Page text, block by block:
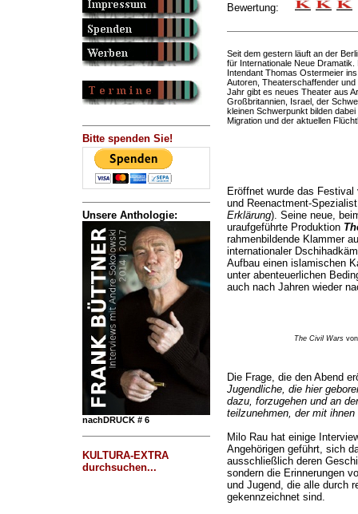
Bitte spenden Sie!
Unsere Anthologie:
nachDRUCK # 6
KULTURA-EXTRA
durchsuchen...
Bewertung:
Seit dem gestern läuft an der
für Internationale Neue
Intendant Thomas Ostermeier
Autoren, Theaterschaffender
Jahr gibt es neues Theater aus
Großbritannien, Israel, der
kleinen Schwerpunkt bilden
Migration und der aktuellen
Eröffnet wurde das
und Reenactment-
Erklärung). Seine neue,
uraufgeführte Produktion
rahmenbildende Klammer
internationaler
Aufbau einen islamischen
unter abenteuerlichen
auch nach Jahren wieder
The Civil Wars
Die Frage, die den Abend
Jugendliche, die hier
dazu, forzugehen und an
teilzunehmen, der mit ihnen
Milo Rau hat einige
Angehörigen geführt, sich
ausschließlich deren
sondern die Erinnerungen
und Jugend, die alle durch
gekennzeichnet sind.